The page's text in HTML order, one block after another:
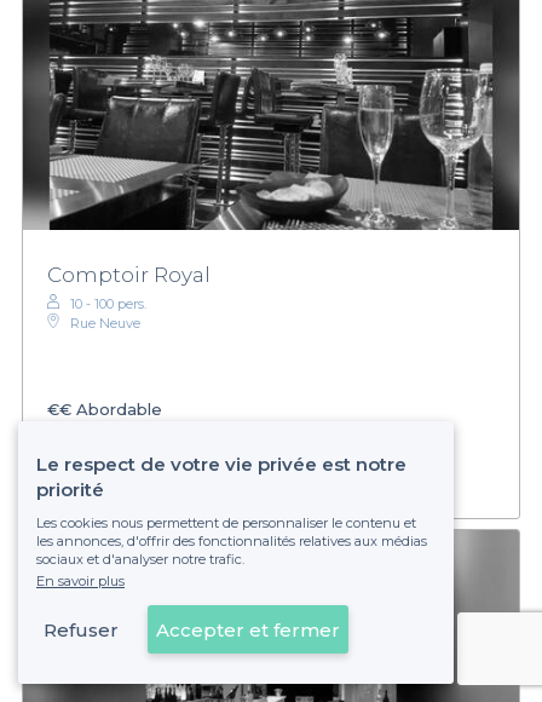
Comptoir Royal
10 - 100 pers.
Rue Neuve
€€ Abordable
Voir sur la carte
Le respect de votre vie privée est notre
priorité
Les cookies nous permettent de personnaliser le contenu et
les annonces, d'offrir des fonctionnalités relatives aux médias
sociaux et d'analyser notre trafic.
En savoir plus
Refuser Accepter et fermer